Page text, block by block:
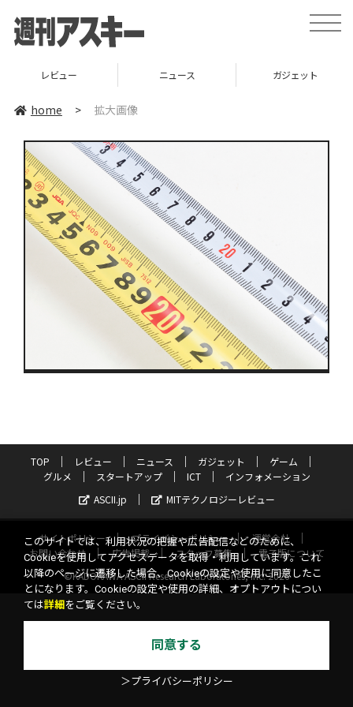
toggle
レビュー ニュース ガジェット
home > 拡大画像
TOP レビュー ニュース ガジェット
ゲーム
グルメ
スタートアップ ICT
インフォメーション
ASCII.jp
MITテクノロジーレビュー
サイトポリシー プライバシーポリシー
運営会社
お問い合わせ
広告掲載 スタッフ募集
電子版について
©KADOKAWA ASCII Research Laboratories, Inc. 2026
このサイトでは、利用状況の把握や広告配信などのために、
Cookieを使用してアクセスデータを取得・利用しています。これ
以降のページに遷移した場合、Cookieの設定や使用に同意したこ
とになります。Cookieの設定や使用の詳細、オプトアウトについ
ては詳細 をご覧ください。
同意する
＞プライバシーポリシー